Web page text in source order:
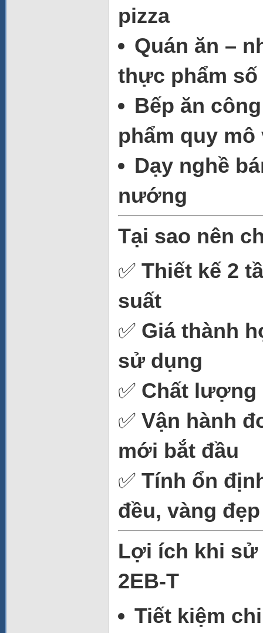
pizza
Quán ăn –
thực phẩm
Bếp ăn
phẩm quy mô
Dạy nghề
nướng
Tại sao nên
✅ Thiết kế 2
suất
✅ Giá thành
sử dụng
✅ Chất lượng
✅ Vận hành
mới bắt đầu
✅ Tính ổn
đều, vàng
Lợi ích khi sử
2EB-T
Tiết kiệm